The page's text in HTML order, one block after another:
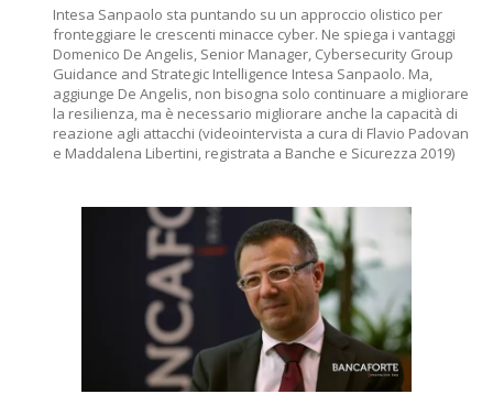
Intesa Sanpaolo sta puntando su un approccio olistico per
fronteggiare le crescenti minacce cyber. Ne spiega i vantaggi
Domenico De Angelis, Senior Manager, Cybersecurity Group
Guidance and Strategic Intelligence Intesa Sanpaolo. Ma,
aggiunge De Angelis, non bisogna solo continuare a migliorare
la resilienza, ma è necessario migliorare anche la capacità di
reazione agli attacchi (videointervista a cura di Flavio Padovan
e Maddalena Libertini, registrata a Banche e Sicurezza 2019)